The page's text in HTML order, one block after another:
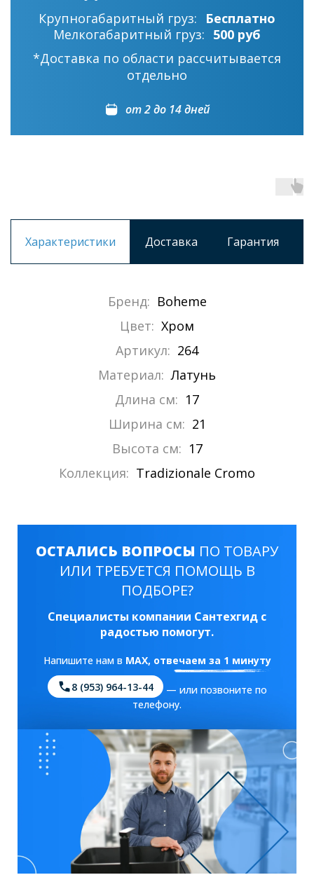
Крупногабаритный груз:
Бесплатно
Мелкогабаритный груз: 500 руб
*Доставка по области рассчитывается
отдельно
от 2 до 14 дней
Характеристики Доставка Гарантия
Бренд: Boheme
Цвет: Хром
Артикул: 264
Материал: Латунь
Длина см: 17
Ширина см: 21
Высота см: 17
Коллекция: Tradizionale Cromo
ОСТАЛИСЬ ВОПРОСЫ ПО ТОВАРУ
ИЛИ ТРЕБУЕТСЯ ПОМОЩЬ В
ПОДБОРЕ?
Специалисты компании Сантехгид с
радостью помогут.
Напишите нам в MAX, отвечаем за 1 минуту
8 (953) 964-13-44
— или позвоните по
телефону.